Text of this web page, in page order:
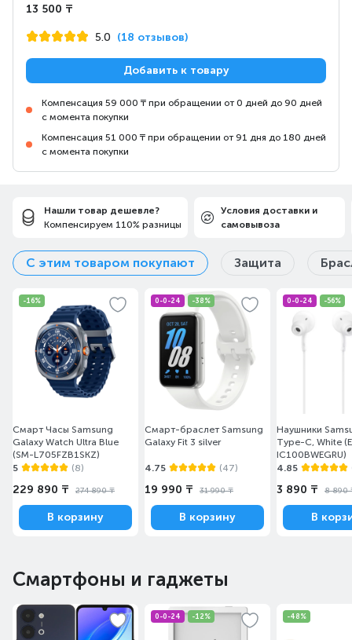
13 500 ₸
5.0 (18 отзывов)
Добавить к товару
Компенсация 59 000 ₸ при обращении от 0 дней до 90 дней
с момента покупки
Компенсация 51 000 ₸ при обращении от 91 дня до 180 дней
с момента покупки
Нашли товар дешевле?
Компенсируем 110% разницы
Условия доставки и
самовывоза
С этим товаром покупают Защита
-16%
Смарт Часы Samsung
Galaxy Watch Ultra Blue
(SM-L705FZB1SKZ)
5
(8)
229 890 ₸ 274 890 ₸
В корзину
0-0-24 -38%
Смарт-браслет Samsung
Galaxy Fit 3 silver
4.75 (47)
19 990 ₸ 31 990 ₸
В корзину
0-0-24 -56%
Наушники
Type-C, White
IC100BWEGRU)
4.85
3 890 ₸ 8 890
В
Смартфоны и гаджеты
0-0-24 -12% -48%